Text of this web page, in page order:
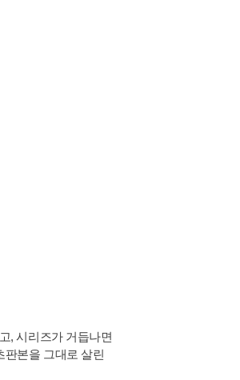
, 시리즈가 거듭나면
판본을 그대로 살린